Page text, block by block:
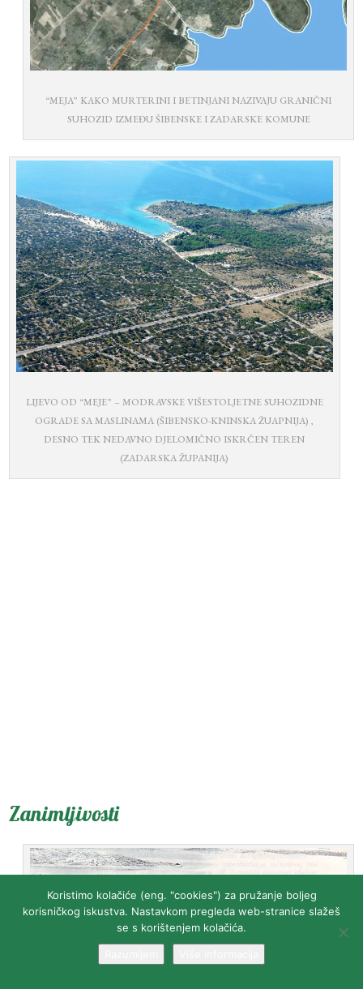
“MEJA” KAKO MURTERINI I BETINJANI NAZIVAJU GRANIČNI
SUHOZID IZMEĐU ŠIBENSKE I ZADARSKE KOMUNE
LIJEVO OD “MEJE” – MODRAVSKE VIŠESTOLJETNE SUHOZIDNE
OGRADE SA MASLINAMA (ŠIBENSKO-KNINSKA ŽUAPNIJA) ,
DESNO TEK NEDAVNO DJELOMIČNO ISKRČEN TEREN
(ZADARSKA ŽUPANIJA)
Zanimljivosti
Koristimo kolačiće (eng. "cookies") za pružanje boljeg
korisničkog iskustva. Nastavkom pregleda web-stranice slažeš
se s korištenjem kolačića.